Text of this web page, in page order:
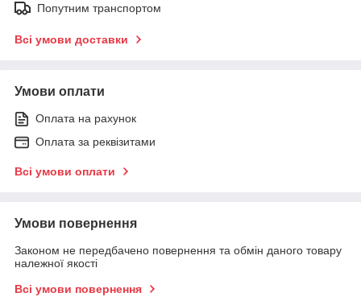
Попутним транспортом
Всі умови доставки
Умови оплати
Оплата на рахунок
Оплата за реквізитами
Всі умови оплати
Умови повернення
Законом не передбачено повернення та обмін даного товару
належної якості
Всі умови повернення